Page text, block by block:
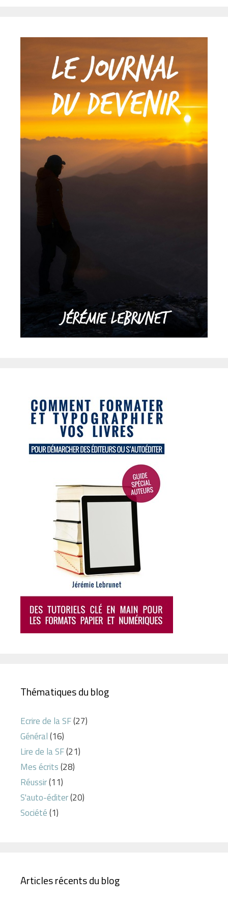
Thématiques du blog
Ecrire de la SF(27)
Général(16)
Lire de la SF(21)
Mes écrits(28)
Réussir(11)
S'auto-éditer(20)
Société(1)
Articles récents du blog